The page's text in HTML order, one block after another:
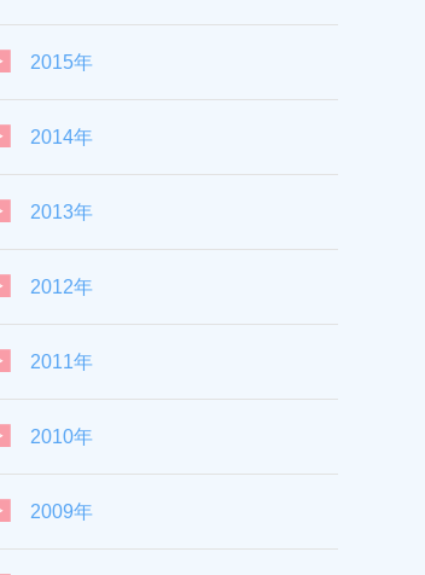
2015年
2014年
2013年
2012年
2011年
2010年
2009年